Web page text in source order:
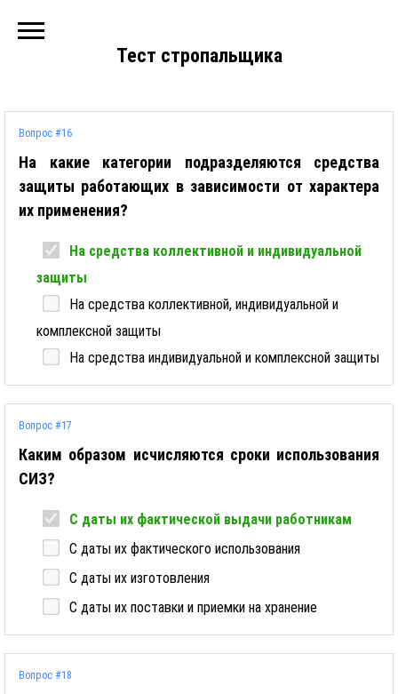
Тест стропальщика
Вопрос #16
На какие категории подразделяются средства
защиты работающих в зависимости от характера
их применения?
На средства коллективной и индивидуальной
защиты
На средства коллективной, индивидуальной и
комплексной защиты
На средства индивидуальной и комплексной защиты
Вопрос #17
Каким образом исчисляются сроки использования
СИЗ?
С даты их фактической выдачи работникам
С даты их фактического использования
С даты их изготовления
С даты их поставки и приемки на хранение
Вопрос #18